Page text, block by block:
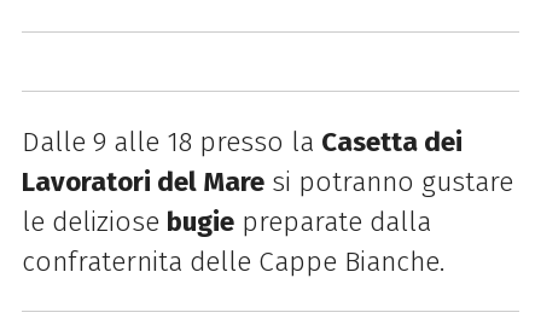
Dalle 9 alle 18 presso la Casetta dei
Lavoratori del Maresi potranno gustare
le deliziose bugiepreparate dalla
confraternita delle Cappe Bianche.